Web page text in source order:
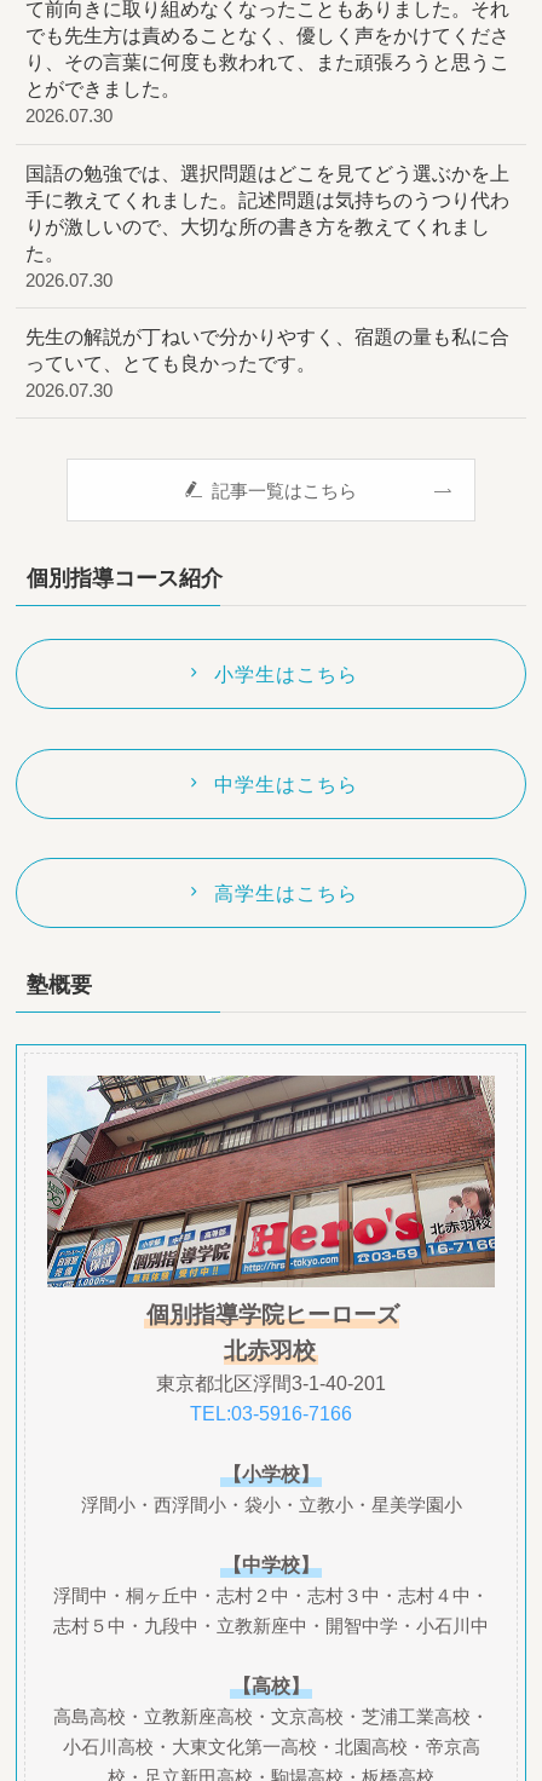
て前向きに取り組めなくなったこともありました。それ
でも先生方は責めることなく、優しく声をかけてくださ
り、その言葉に何度も救われて、また頑張ろうと思うこ
とができました。
2026.07.30
国語の勉強では、選択問題はどこを見てどう選ぶかを上
手に教えてくれました。記述問題は気持ちのうつり代わ
りが激しいので、大切な所の書き方を教えてくれまし
た。
2026.07.30
先生の解説が丁ねいで分かりやすく、宿題の量も私に合
っていて、とても良かったです。
2026.07.30
記事一覧はこちら
個別指導コース紹介
小学生はこちら
中学生はこちら
高学生はこちら
塾概要
個別指導学院ヒーローズ
北赤羽校
東京都北区浮間3-1-40-201
TEL:03-5916-7166
【小学校】
浮間小・西浮間小・袋小・立教小・星美学園小
【中学校】
浮間中・桐ヶ丘中・志村２中・志村３中・志村４中・
志村５中・九段中・立教新座中・開智中学・小石川中
【高校】
高島高校・立教新座高校・文京高校・芝浦工業高校・
小石川高校・大東文化第一高校・北園高校・帝京高
校・足立新田高校・駒場高校・板橋高校